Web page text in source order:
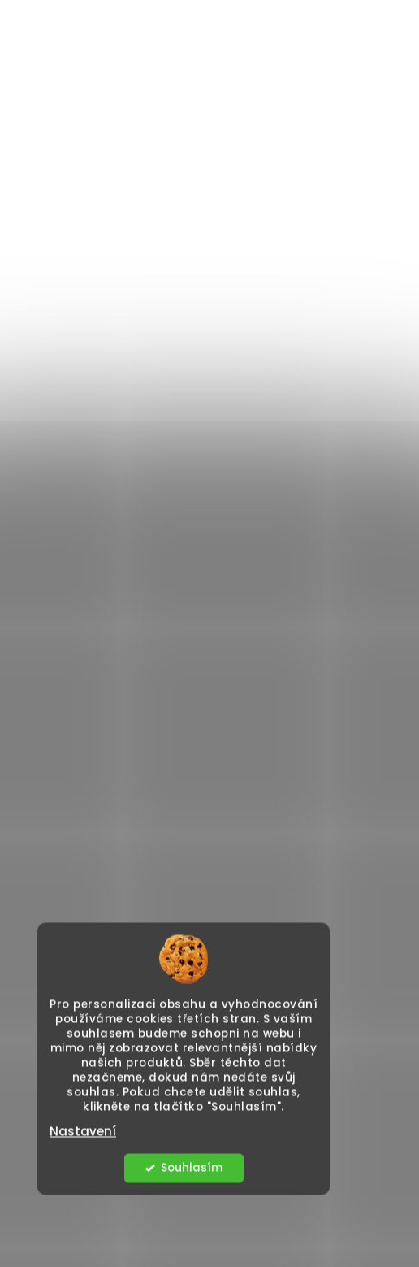
Pro personalizaci obsahu a vyhodnocování
používáme cookies třetích stran. S vaším
souhlasem budeme schopni na webu i
mimo něj zobrazovat relevantnější nabídky
našich produktů. Sběr těchto dat
nezačneme, dokud nám nedáte svůj
souhlas. Pokud chcete udělit souhlas,
klikněte na tlačítko "Souhlasím".
Nastavení
Souhlasím